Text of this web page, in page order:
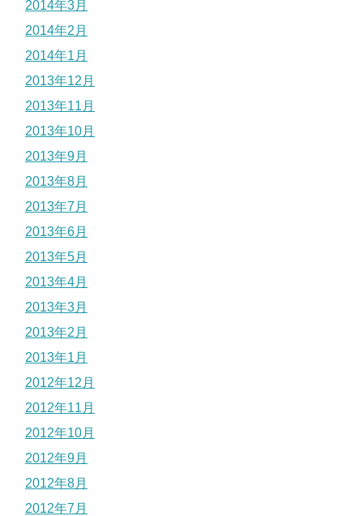
2014年3月
2014年2月
2014年1月
2013年12月
2013年11月
2013年10月
2013年9月
2013年8月
2013年7月
2013年6月
2013年5月
2013年4月
2013年3月
2013年2月
2013年1月
2012年12月
2012年11月
2012年10月
2012年9月
2012年8月
2012年7月